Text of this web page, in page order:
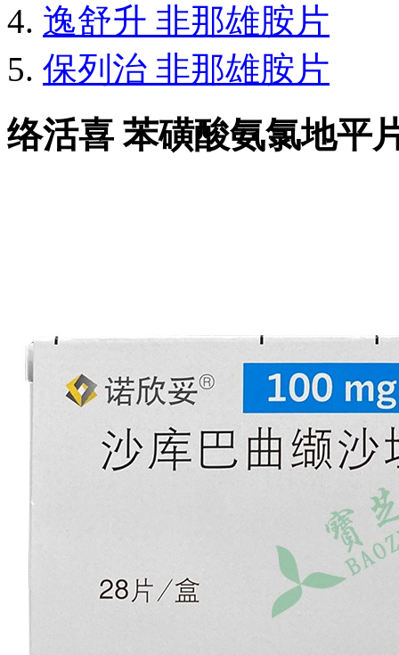
逸舒升 非那雄胺片
保列治 非那雄胺片
络活喜 苯磺酸氨氯地平